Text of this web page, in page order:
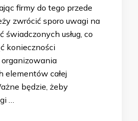
firmy do tego przede
zwrócić sporo uwagi na
świadczonych usług, co
konieczności
elementów całej
będzie, żeby
…